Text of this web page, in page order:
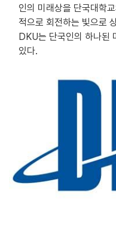
인의 미래상을 단국대학
적으로 회전하는 빛으로
DKU는 단국인의 하나된
있다.